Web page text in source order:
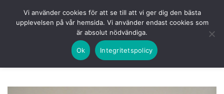
KOMMANDE LOGGA IN
Vi använder cookies för att se till att vi ger dig den bästa
upplevelsen på vår hemsida. Vi använder endast cookies som
är absolut nödvändiga.
Ok Integritetspolicy